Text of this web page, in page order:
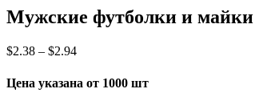
Мужские футболки и майки
$2.38 – $2.94
Цена указана от 1000 шт